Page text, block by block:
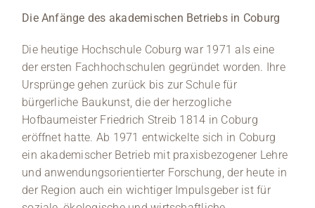
Die Anfänge des akademischen Betriebs in Coburg
Die heutige Hochschule Coburg war 1971 als eine
der ersten Fachhochschulen gegründet worden. Ihre
Ursprünge gehen zurück bis zur Schule für
bürgerliche Baukunst, die der herzogliche
Hofbaumeister Friedrich Streib 1814 in Coburg
eröffnet hatte. Ab 1971 entwickelte sich in Coburg
ein akademischer Betrieb mit praxisbezogener Lehre
und anwendungsorientierter Forschung, der heute in
der Region auch ein wichtiger Impulsgeber ist für